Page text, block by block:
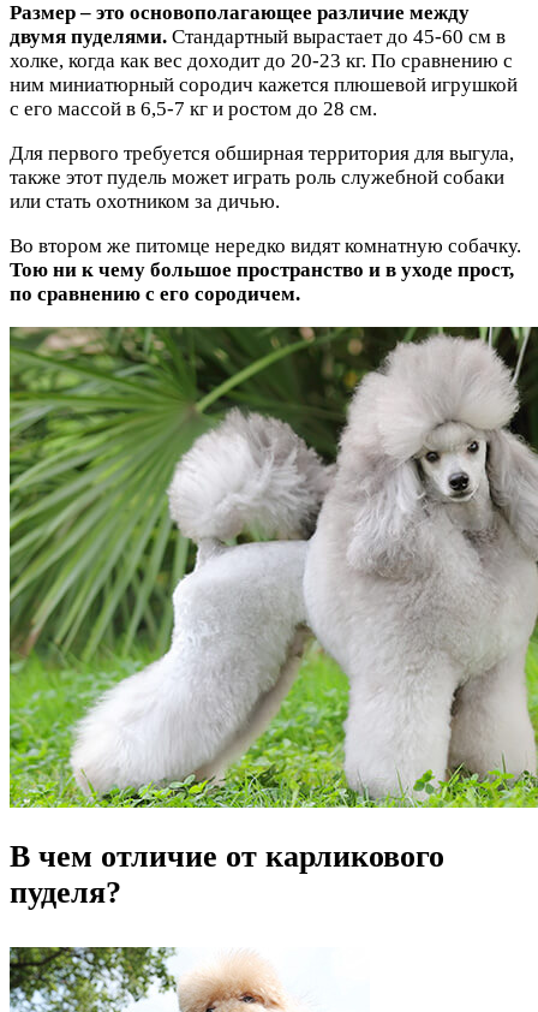
Размер – это основополагающее различие между
двумя пуделями. Стандартный вырастает до 45-60 см в
холке, когда как вес доходит до 20-23 кг. По сравнению с
ним миниатюрный сородич кажется плюшевой игрушкой
с его массой в 6,5-7 кг и ростом до 28 см.
Для первого требуется обширная территория для выгула,
также этот пудель может играть роль служебной собаки
или стать охотником за дичью.
Во втором же питомце нередко видят комнатную собачку.
Тою ни к чему большое пространство и в уходе прост,
по сравнению с его сородичем.
В чем отличие от карликового
пуделя?